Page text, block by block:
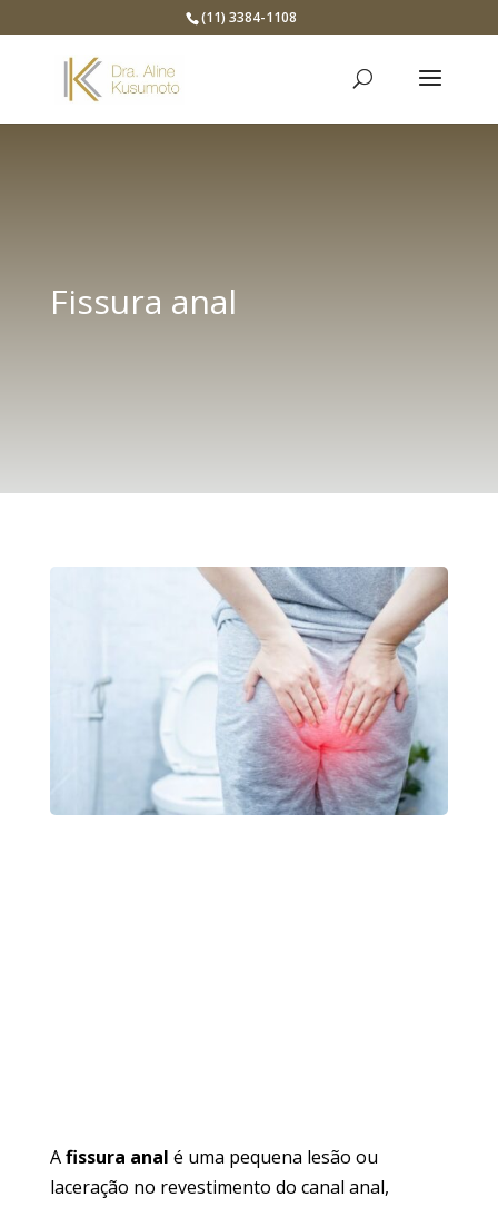
(11) 3384-1108
Fissura anal
Afissura anal é uma pequena lesão ou
laceração no revestimento do canal anal,